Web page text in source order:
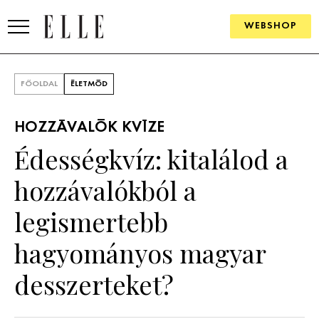
WEBSHOP
SZÉPSÉG
PSZICHÉ
ÉLETMÓD
FŐOLDAL ÉLETMÓD
HOZZÁVALÓK KVÍZE
Édességkvíz: kitalálod a
hozzávalókból a
legismertebb
hagyományos magyar
desszerteket?